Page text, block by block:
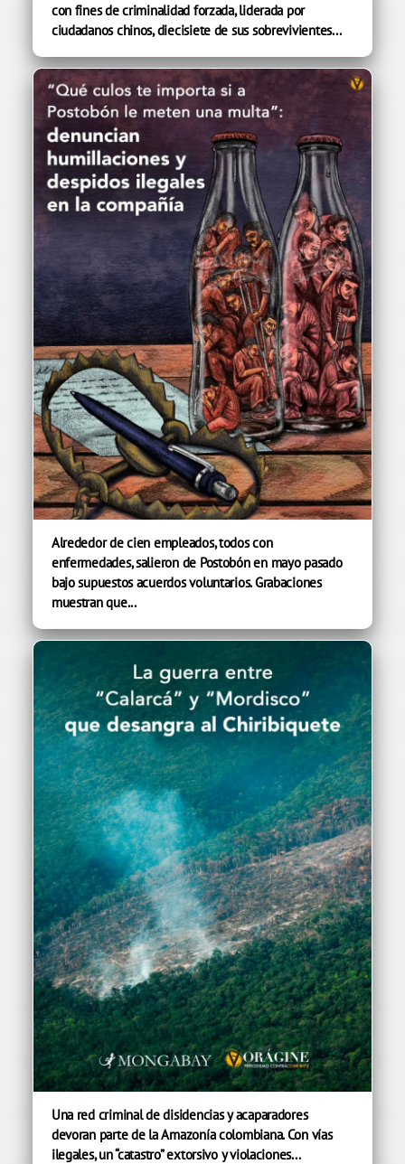
con fines de criminalidad forzada, liderada por
ciudadanos chinos, diecisiete de sus sobrevivientes...
Alrededor de cien empleados, todos con
enfermedades, salieron de Postobón en mayo pasado
bajo supuestos acuerdos voluntarios. Grabaciones
muestran que...
Una red criminal de disidencias y acaparadores
devoran parte de la Amazonía colombiana. Con vías
ilegales, un “catastro” extorsivo y violaciones...